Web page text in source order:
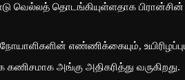
வெல்லத் தொடங்கியுள்ளதாக பிரான்சின்
எண்ணிக்கையும்,
அங்கு அதிகரித்து வருகிறது.